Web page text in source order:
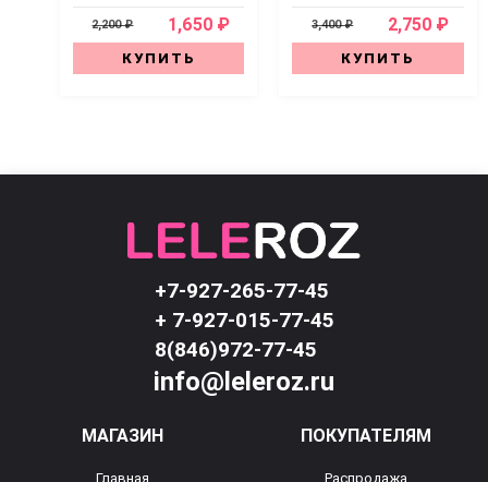
2,200 ₽ 1,650 ₽
КУПИТЬ
3,400 ₽ 2,750 ₽
КУПИТЬ
+7-927-265-77-45
+ 7-927-015-77-45
8(846)972-77-45
info@leleroz.ru
МАГАЗИН
Главная
ПОКУПАТЕЛЯМ
Распродажа